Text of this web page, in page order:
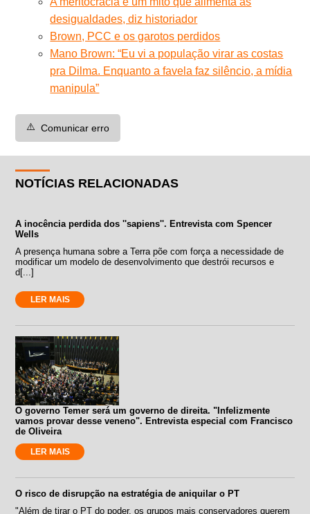
desigualdades, diz historiador
Brown, PCC e os garotos perdidos
Mano Brown: “Eu vi a população virar as costas
pra Dilma. Enquanto a favela faz silêncio, a mídia
manipula”
⚠️ Comunicar erro
NOTÍCIAS RELACIONADAS
A inocência perdida dos ''sapiens''. Entrevista com Spencer
Wells
A presença humana sobre a Terra põe com força a necessidade de
modificar um modelo de desenvolvimento que destrói recursos e
d[...]
LER MAIS
O governo Temer será um governo de direita. "Infelizmente
vamos provar desse veneno". Entrevista especial com Francisco
de Oliveira
LER MAIS
O risco de disrupção na estratégia de aniquilar o PT
"Além de tirar o PT do poder, os grupos mais conservadores querem